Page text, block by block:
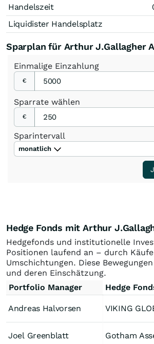
Handelszeit
Liquidister Handelsplatz
Sparplan für Arthur J.Gallagher
Einmalige Einzahlung
€
Sparrate wählen
€
Sparintervall
monatlich
Hedge Fonds mit Arthur
Hedgefonds und institutionelle
Positionen laufend an – durch
Umschichtungen. Diese
und deren Einschätzung.
Portfolio Manager
Hedge
Andreas Halvorsen VIKING
Joel Greenblatt Gotham